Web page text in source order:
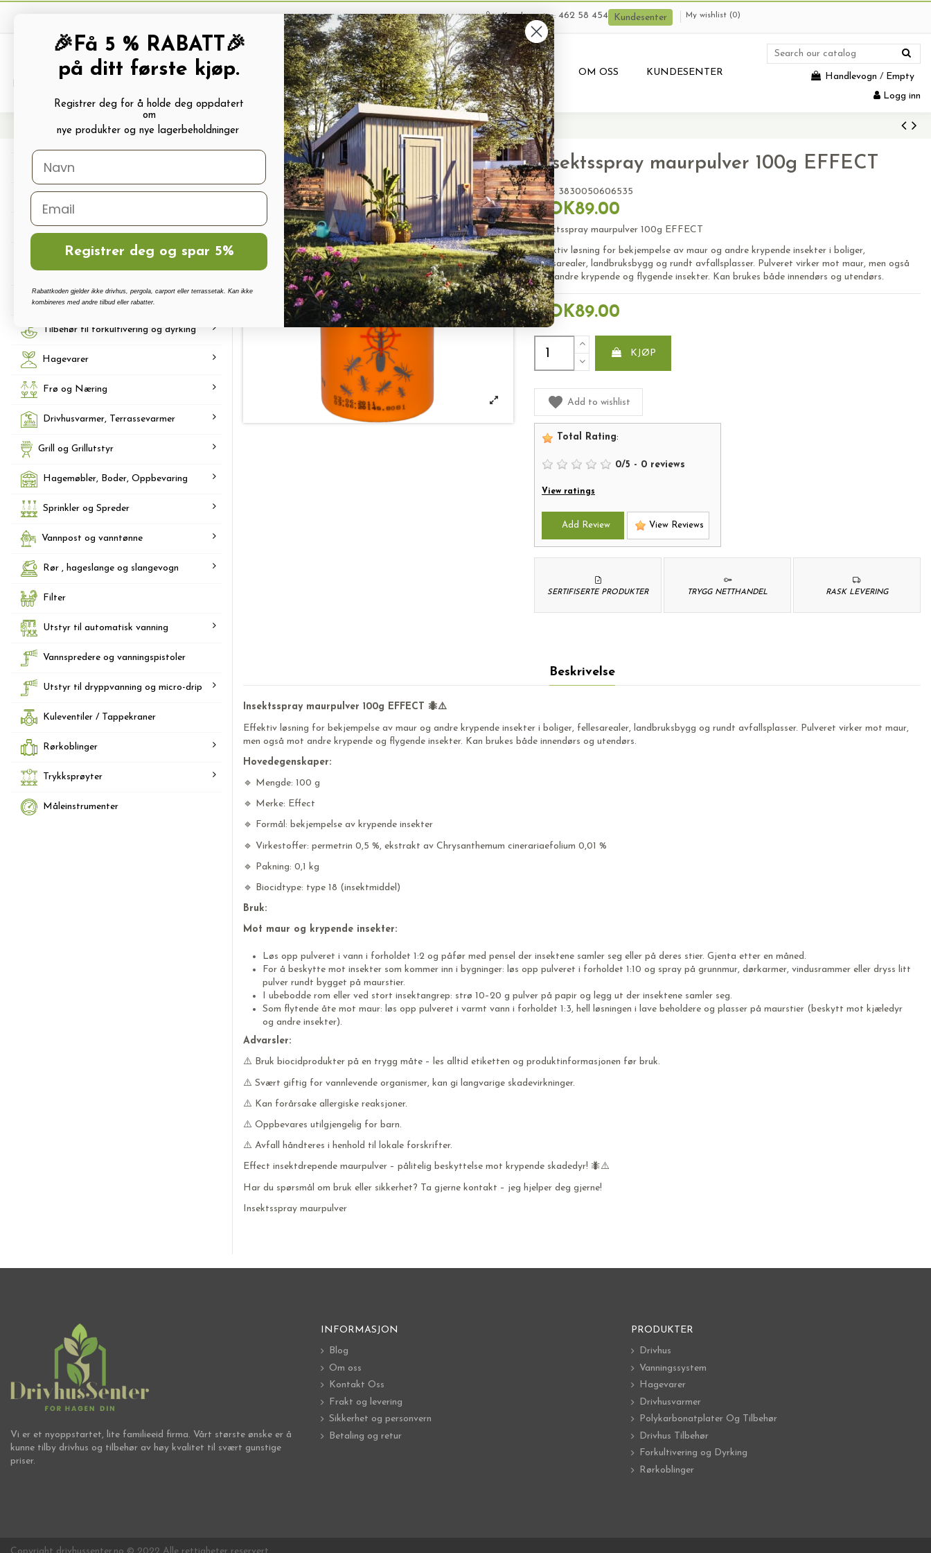
Kundeservice: 462 58 454 Kundesenter My wishlist (0)
PRODUKTKATALOG ALLE TILBUDSVARER BRUKTE VARER PRODUKTUTLEIE OM OSS KUNDESENTER Handlevogn / Empty
Logg inn
Tilbehør til forkultivering og dyrking Bekjempelse av skadedyr Insektsspray maurpulver 100g EFFECT)
Insektsspray maurpulver 100g EFFECT
SKU: 3830050606535
NOK89.00
Insektsspray maurpulver 100g EFFECT
Effektiv løsning for bekjempelse av maur og andre krypende insekter i boliger,
fellesarealer, landbruksbygg og rundt avfallsplasser. Pulveret virker mot maur, men også
mot andre krypende og flygende insekter. Kan brukes både innendørs og utendørs.
NOK89.00
KJØP
Add to wishlist
Total Rating:
0/5 - 0 reviews
View ratings
Add Review View Reviews
RASK LEVERING
TRYGG NETTHANDEL
SERTIFISERTE PRODUKTER
Beskrivelse
Insektsspray maurpulver 100g EFFECT 🐜⚠️
Effektiv løsning for bekjempelse av maur og andre krypende insekter i boliger, fellesarealer, landbruksbygg og rundt avfallsplasser. Pulveret virker mot maur,
men også mot andre krypende og flygende insekter. Kan brukes både innendørs og utendørs.
Hovedegenskaper:
🔹 Mengde: 100 g
🔹 Merke: Effect
🔹 Formål: bekjempelse av krypende insekter
🔹 Virkestoffer: permetrin 0,5 %, ekstrakt av Chrysanthemum cinerariaefolium 0,01 %
🔹 Pakning: 0,1 kg
🔹 Biocidtype: type 18 (insektmiddel)
Bruk:
Mot maur og krypende insekter:
Løs opp pulveret i vann i forholdet 1:2 og påfør med pensel der insektene samler seg eller på deres stier. Gjenta etter en måned.
For å beskytte mot insekter som kommer inn i bygninger: løs opp pulveret i forholdet 1:10 og spray på grunnmur, dørkarmer, vindusrammer eller dryss litt
pulver rundt bygget på maurstier.
I ubebodde rom eller ved stort insektangrep: strø 10–20 g pulver på papir og legg ut der insektene samler seg.
Som flytende åte mot maur: løs opp pulveret i varmt vann i forholdet 1:3, hell løsningen i lave beholdere og plasser på maurstier (beskytt mot kjæledyr
og andre insekter).
Advarsler:
⚠️ Bruk biocidprodukter på en trygg måte – les alltid etiketten og produktinformasjonen før bruk.
⚠️ Svært giftig for vannlevende organismer, kan gi langvarige skadevirkninger.
⚠️ Kan forårsake allergiske reaksjoner.
⚠️ Oppbevares utilgjengelig for barn.
⚠️ Avfall håndteres i henhold til lokale forskrifter.
Effect insektdrepende maurpulver – pålitelig beskyttelse mot krypende skadedyr! 🐜⚠️
Har du spørsmål om bruk eller sikkerhet? Ta gjerne kontakt – jeg hjelper deg gjerne!
Insektsspray maurpulver
Drivhus
Polykarbonat, Glass Og Tilbehør
Terrassetak, Pergola, Hagestuer,
Carport
Drivhus vanningssett
Tilbehør til forkultivering og dyrking
Hagevarer
Frø og Næring
Drivhusvarmer, Terrassevarmer
Grill og Grillutstyr
Hagemøbler, Boder, Oppbevaring
Sprinkler og Spreder
Vannpost og vanntønne
Rør , hageslange og slangevogn
Filter
Utstyr til automatisk vanning
Vannspredere og vanningspistoler
Utstyr til dryppvanning og micro-drip
Kuleventiler / Tappekraner
Rørkoblinger
Trykksprøyter
Måleinstrumenter
Vi er et nyoppstartet, lite familieeid firma. Vårt største ønske er å
kunne tilby drivhus og tilbehør av høy kvalitet til svært gunstige
priser.
INFORMASJON
Blog
Om oss
Kontakt Oss
Frakt og levering
Sikkerhet og personvern
Betaling og retur
PRODUKTER
Drivhus
Vanningssystem
Hagevarer
Drivhusvarmer
Polykarbonatplater Og Tilbehør
Drivhus Tilbehør
Forkultivering og Dyrking
Rørkoblinger
🎉Få 5 % RABATT🎉
på ditt første kjøp.
Registrer deg for å holde deg oppdatert
om
nye produkter og nye lagerbeholdninger
Registrer deg og spar 5%
Rabattkoden gjelder ikke drivhus, pergola, carport eller terrassetak. Kan ikke
kombineres med andre tilbud eller rabatter.